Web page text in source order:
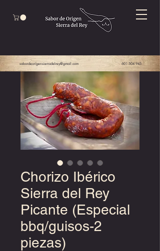
sabordeorigensierradelrey@gmail.com 601 504 945
Chorizo Ibérico
Sierra del Rey
Picante (Especial
bbq/guisos-2
piezas)